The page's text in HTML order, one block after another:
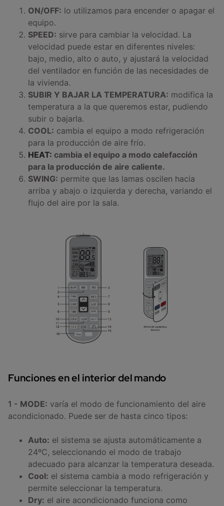
ON/OFF: lo utilizamos para encender o apagar el
equipo.
SPEED: sirve para cambiar la velocidad. La
velocidad puede estar en diferentes niveles:
bajo, medio, alto o auto, y ajustará la velocidad
del ventilador en función de las necesidades de
la vivienda.
SUBIR Y BAJAR LA TEMPERATURA: modifica la
temperatura a la que queremos estar, pudiendo
subir o bajarla.
COOL: cambia el equipo a modo refrigeración
para la producción de aire frío.
HEAT: cambia el equipo a modo calefacción
para la producción de aire caliente.
SWING: permite que las lamas oscilen hacia
arriba y abajo o izquierda y derecha, variando el
flujo del aire por la sala.
Funciones en el interior del mando
1 - MODE: varía el modo de funcionamiento del aire
acondicionado. Puede ser de hasta cinco tipos:
Auto: el sistema se ajusta automáticamente a
24ºC, seleccionando el modo de trabajo
adecuado para alcanzar la temperatura deseada.
Cool: el sistema cambia a modo refrigeración y
permite seleccionar la temperatura.
Dry: el aire acondicionado funciona como